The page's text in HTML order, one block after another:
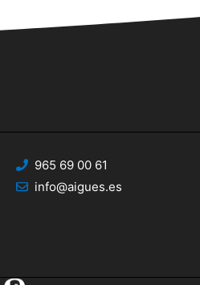
965 69 00 61
info@aigues.es